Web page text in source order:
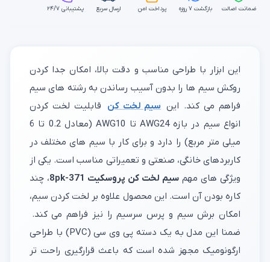
ضمانت اصالت بازگشت ۷ روزه پرداخت امن ارسال سریع پشتیبانی ۲۴/۷
این ابزار با طراحی مناسب و دقت بالا، امکان جدا کردن
روکش سیم‌ ها را بدون آسیب رساندن به رشته‌ های سیم
فراهم می‌ کند. این سیم لخت کن قابلیت لخت کردن
انواع سیم در بازه AWG24 تا AWG10 (معادل 0.2 تا 6
میلی‌ متر مربع) را دارد و برای کار با سیم‌ های مختلف در
کاربردهای خانگی، صنعتی و تعمیراتی مناسب است. یکی از
ویژگی‌ های مهم سیم لخت کن پروسکیت 8pk-371
، چند
کاره بودن آن است. این محصول علاوه بر لخت کردن سیم،
امکان برش سیم و پرس سرسیم را نیز فراهم می‌ کند.
ضمنا این مدل به یک دسته پی وی سی (PVC) با طراحی
ارگونومیک مجهز شده است که باعث قرارگیری راحت‌ تر